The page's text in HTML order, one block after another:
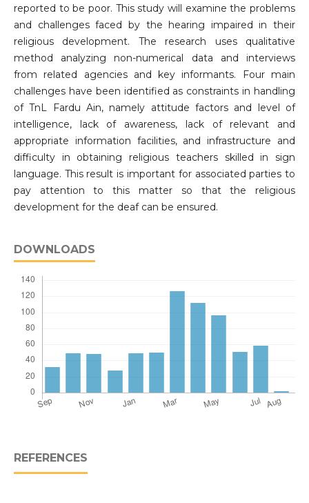
reported to be poor. This study will examine the problems
and challenges faced by the hearing impaired in their
religious development. The research uses qualitative
method analyzing non-numerical data and interviews
from related agencies and key informants. Four main
challenges have been identified as constraints in handling
of TnL Fardu Ain, namely attitude factors and level of
intelligence, lack of awareness, lack of relevant and
appropriate information facilities, and infrastructure and
difficulty in obtaining religious teachers skilled in sign
language. This result is important for associated parties to
pay attention to this matter so that the religious
development for the deaf can be ensured.
DOWNLOADS
REFERENCES